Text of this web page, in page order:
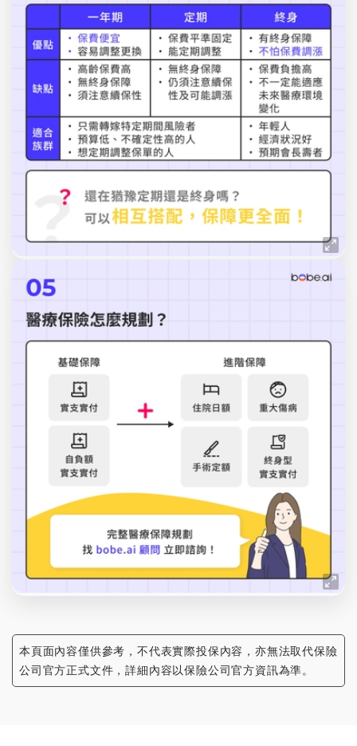
本頁面內容僅供參考，不代表實際投保內容，亦無法取代保險
公司官方正式文件，詳細內容以保險公司官方資訊為準。